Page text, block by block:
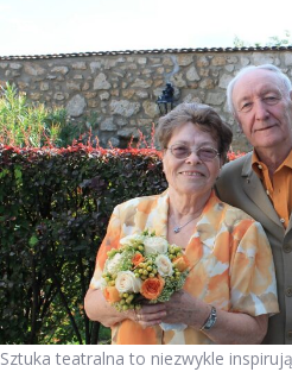
Sztuka teatralna to niezwykle